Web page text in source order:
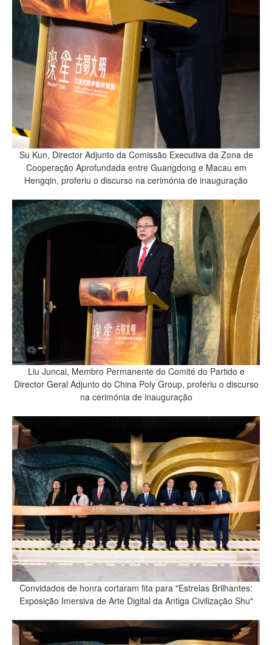
Su Kun, Director Adjunto da Comissão Executiva da Zona de
Cooperação Aprofundada entre Guangdong e Macau em
Hengqin, proferiu o discurso na cerimónia de inauguração
Liu Juncai, Membro Permanente do Comité do Partido e
Director Geral Adjunto do China Poly Group, proferiu o discurso
na cerimónia de inauguração
Convidados de honra cortaram fita para "Estrelas Brilhantes:
Exposição Imersiva de Arte Digital da Antiga Civilização Shu"